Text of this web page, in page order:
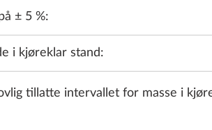
± 5 %:
i kjøreklar stand:
tillatte intervallet for masse i